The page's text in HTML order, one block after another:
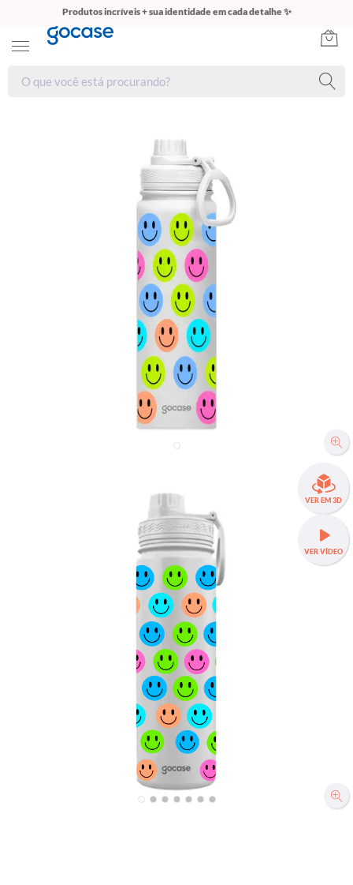
Produtos incríveis + sua identidade em cada detalhe ✨
VER EM 3D
VER VÍDEO
Garrafa Térmica Fresh - Cool Smiles
Garrafas Squares com 40% OFF
Fresh 950mL Fresh 1200mL
Rosa
R$269,90
Preta
R$269,90 R$269,90